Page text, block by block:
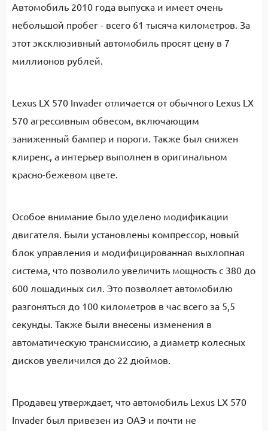
Автомобиль 2010 года выпуска и имеет очень
небольшой пробег - всего 61 тысяча километров. За
этот эксклюзивный автомобиль просят цену в 7
миллионов рублей.
Lexus LX 570 Invader отличается от обычного Lexus LX
570 агрессивным обвесом, включающим
заниженный бампер и пороги. Также был снижен
клиренс, а интерьер выполнен в оригинальном
красно-бежевом цвете.
Особое внимание было уделено модификации
двигателя. Были установлены компрессор, новый
блок управления и модифицированная выхлопная
система, что позволило увеличить мощность с 380 до
600 лошадиных сил. Это позволяет автомобилю
разгоняться до 100 километров в час всего за 5,5
секунды. Также были внесены изменения в
автоматическую трансмиссию, а диаметр колесных
дисков увеличился до 22 дюймов.
Продавец утверждает, что автомобиль Lexus LX 570
Invader был привезен из ОАЭ и почти не